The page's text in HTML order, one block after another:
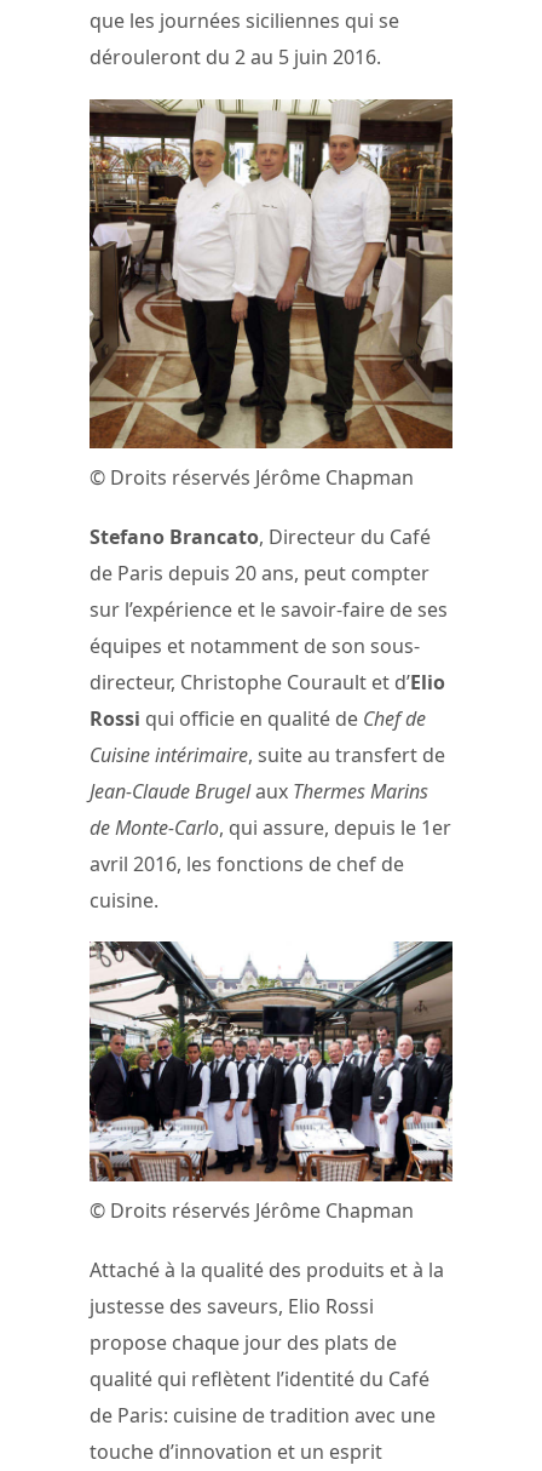
que les journées siciliennes qui se
dérouleront du 2 au 5 juin 2016.
© Droits réservés Jérôme Chapman
Stefano Brancato, Directeur du Café
de Paris depuis 20 ans, peut compter
sur l’expérience et le savoir-faire de ses
équipes et notamment de son sous-
directeur, Christophe Courault et d’Elio
Rossi qui officie en qualité de Chef de
Cuisine intérimaire, suite au transfert de
Jean-Claude Brugelaux Thermes Marins
de Monte-Carlo, qui assure, depuis le 1er
avril 2016, les fonctions de chef de
cuisine.
© Droits réservés Jérôme Chapman
Attaché à la qualité des produits et à la
justesse des saveurs, Elio Rossi
propose chaque jour des plats de
qualité qui reflètent l’identité du Café
de Paris: cuisine de tradition avec une
touche d’innovation et un esprit